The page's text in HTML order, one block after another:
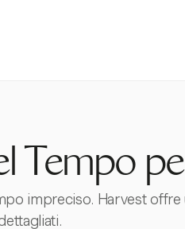
Tempo
impreciso. Harvest